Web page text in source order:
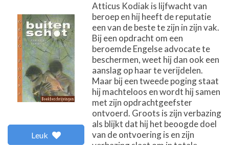
Leuk
Atticus Kodiak is lijfwacht van
beroep en hij heeft de reputatie
een van de beste te zijn in zijn vak.
Bij een opdracht om een
beroemde Engelse advocate te
beschermen, weet hij dan ook een
aanslag op haar te verijdelen.
Maar bij een tweede poging staat
hij machteloos en wordt hij samen
met zijn opdrachtgeefster
ontvoerd. Groots is zijn verbazing
als blijkt dat hij het beoogde doel
van de ontvoering is en zijn